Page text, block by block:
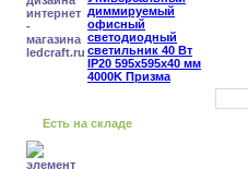
Есть на складе